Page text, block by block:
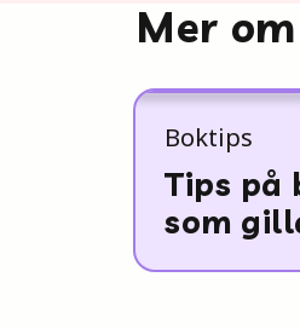
Mer
Tips på
som
Boktips